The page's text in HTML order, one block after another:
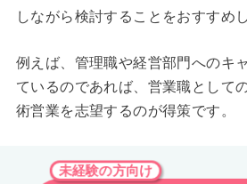
しながら検討することをおすすめ
例えば、管理職や経営部門へのキ
ているのであれば、営業職として
術営業を志望するのが得策です。
未経験の方向け